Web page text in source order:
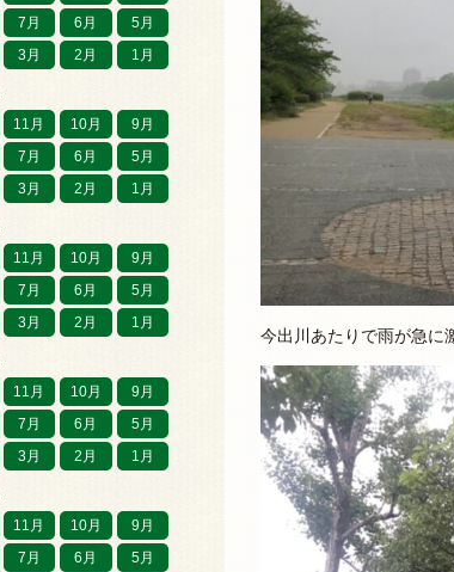
今出川あたりで雨が急に
7月 6月
5月
3月 2月 1月
11月 10月
9月
7月 6月
5月
3月 2月 1月
11月 10月
9月
7月 6月
5月
3月 2月 1月
11月 10月
9月
7月 6月
5月
3月 2月 1月
11月 10月
9月
7月 6月
5月